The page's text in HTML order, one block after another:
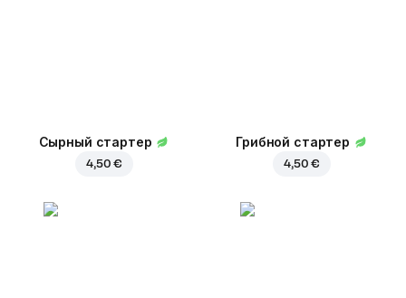
Сырный стартер
4,50 €
Грибной стартер
4,50 €